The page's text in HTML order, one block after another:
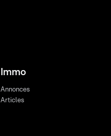
Immo
Annonces
Articles